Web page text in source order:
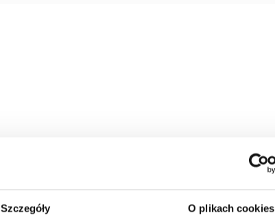
Szczegóły O plikach cookies